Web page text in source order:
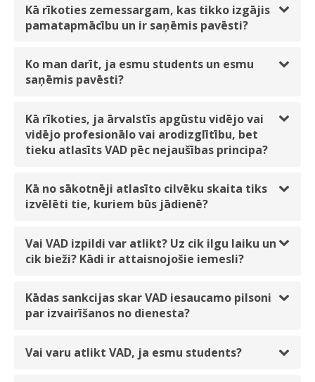
Kā rīkoties zemessargam, kas tikko izgājis
pamatapmācību un ir saņēmis pavēsti?
Ko man darīt, ja esmu students un esmu
saņēmis pavēsti?
Kā rīkoties, ja ārvalstīs apgūstu vidējo vai
vidējo profesionālo vai arodizglītību, bet
tieku atlasīts VAD pēc nejaušības principa?
Kā no sākotnēji atlasīto cilvēku skaita tiks
izvēlēti tie, kuriem būs jādienē?
Vai VAD izpildi var atlikt? Uz cik ilgu laiku un
cik bieži? Kādi ir attaisnojošie iemesli?
Kādas sankcijas skar VAD iesaucamo pilsoni
par izvairīšanos no dienesta?
Vai varu atlikt VAD, ja esmu students?